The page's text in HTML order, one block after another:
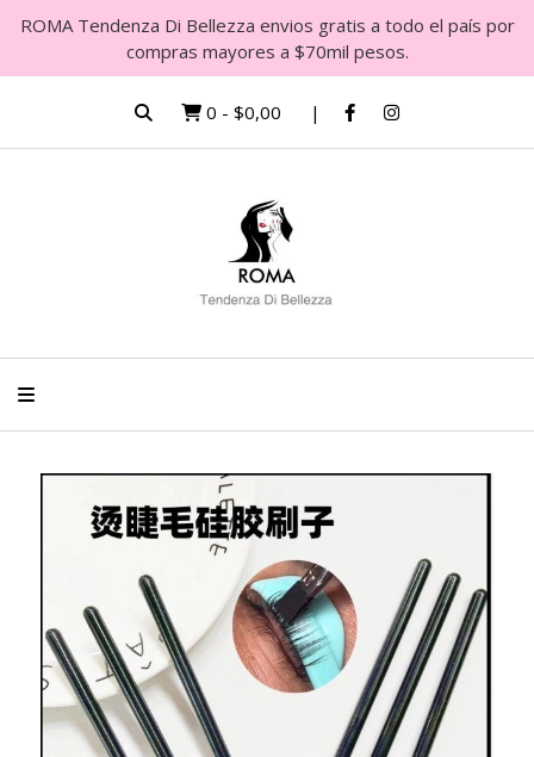
ROMA Tendenza Di Bellezza envios gratis a todo el país por
compras mayores a $70mil pesos.
0 - $0,00